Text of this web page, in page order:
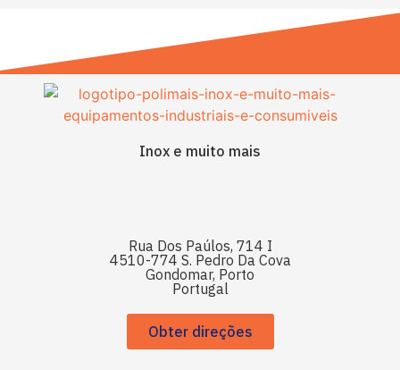
Inox e muito mais
Rua Dos Paúlos, 714 I
4510-774 S. Pedro Da Cova
Gondomar, Porto
Portugal
Obter direções